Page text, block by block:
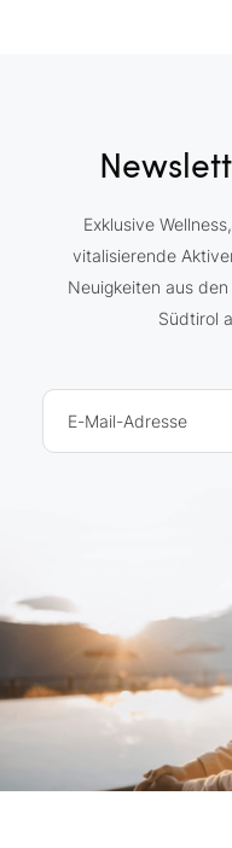
Exklusive
vitalisierende
Neuigkeiten aus
Südtirol
E-Mail-Adresse